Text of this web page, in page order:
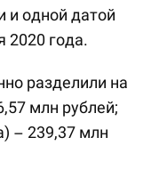
и одной датой
2020 года.
разделили на
млн рублей;
– 239,37 млн